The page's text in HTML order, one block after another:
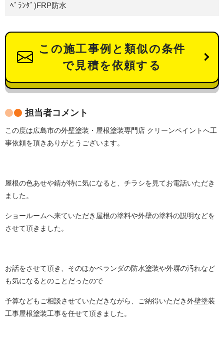
ﾍﾞﾗﾝﾀﾞ)FRP防水
この施工事例と類似の条件
で見積を依頼する
担当者コメント
この度は広島市の外壁塗装・屋根塗装専門店 クリーンペイントへ工
事依頼を頂きありがとうございます。
屋根の色あせや錆が特に気になると、チラシを見てお電話いただき
ました。
ショールームへ来ていただき屋根の塗料や外壁の塗料の説明などを
させて頂きました。
お話をさせて頂き、そのほかベランダの防水塗装や外塀の汚れなど
も気になるとのことだったので
予算などもご相談させていただきながら、ご納得いただき外壁塗装
工事屋根塗装工事を任せて頂きました。